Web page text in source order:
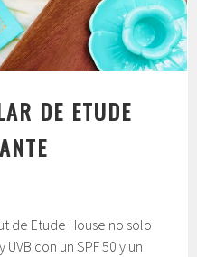
DE ETUDE
de Etude House no solo
con un SPF 50 y un